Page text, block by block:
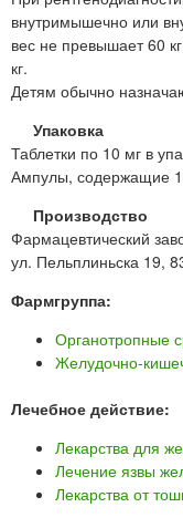
внутримышечно или
вес не превышает 60
кг.
Детям обычно
Упаковка
Таблетки по 10 мг в
Ампулы, содержащие
Производство
Фармацевтический
ул. Пельплиньска 19,
Фармгруппа:
Органотропные
Желудочно-
Лечебное действие:
Лекарства для
Лечение язвы
Лекарства от